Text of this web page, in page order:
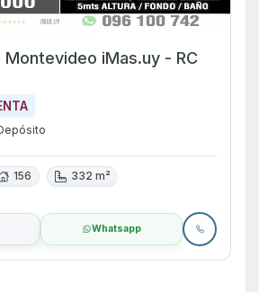
Montevideo iMas.uy - RC
156 332 m²
Whatsapp